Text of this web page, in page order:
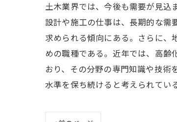
土木業界では、今後も需要が見込
設計や施工の仕事は、長期的な需
求められる傾向にある。さらに、
めの職種である。近年では、高齢
おり、その分野の専門知識や技術
水準を保ち続けると考えられている